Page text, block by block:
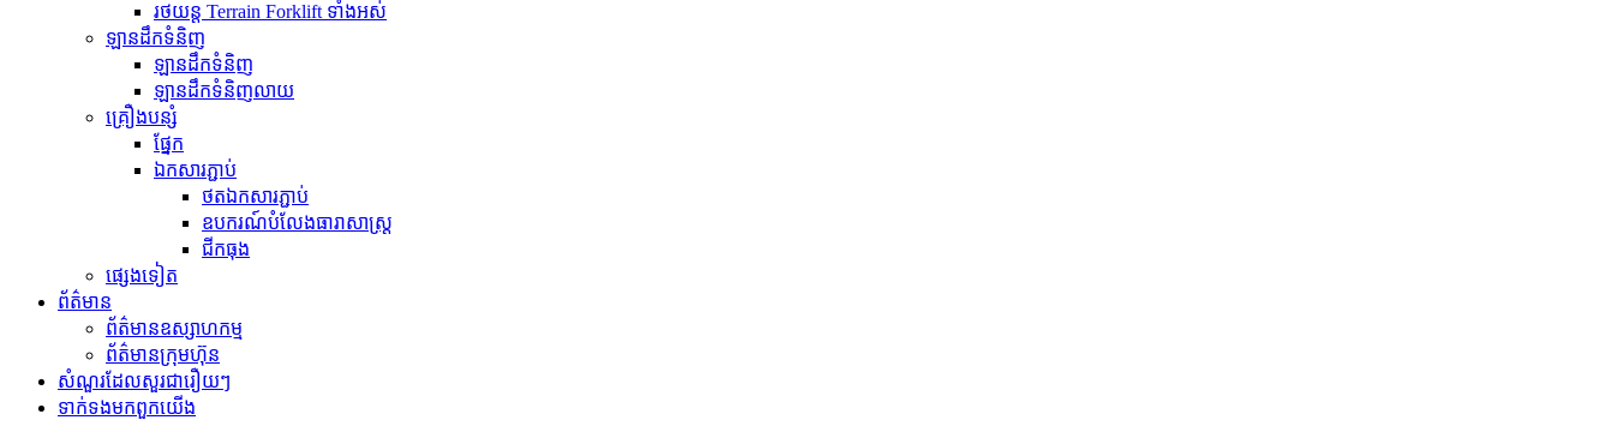
រថយន្ត Terrain Forklift ទាំងអស់
ឡានដឹកទំនិញ
ឡានដឹកទំនិញ
ឡានដឹកទំនិញលាយ
គ្រឿងបន្សំ
ផ្នែក
ឯកសារភ្ជាប់
ថតឯកសារភ្ជាប់
ឧបករណ៍បំលែងធារាសាស្ត្រ
ជីកធុង
ផ្សេងទៀត
ព័ត៌មាន
ព័ត៌មានឧស្សាហកម្ម
ព័ត៌មានក្រុមហ៊ុន
សំណួរដែលសួរជារឿយៗ
ទាក់ទង​មក​ពួក​យើង